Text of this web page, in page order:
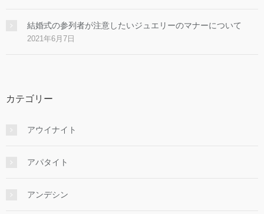
結婚式の参列者が注意したいジュエリーのマナーについて
2021年6月7日
カテゴリー
アウイナイト
アパタイト
アンデシン